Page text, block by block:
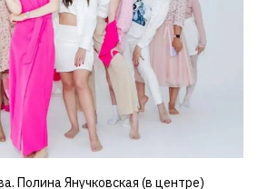
Полина Янучковская (в центре)